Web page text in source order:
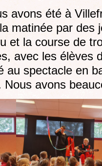
avons été à
matinée par des
et la course de
avec les élèves
au spectacle en
Nous avons